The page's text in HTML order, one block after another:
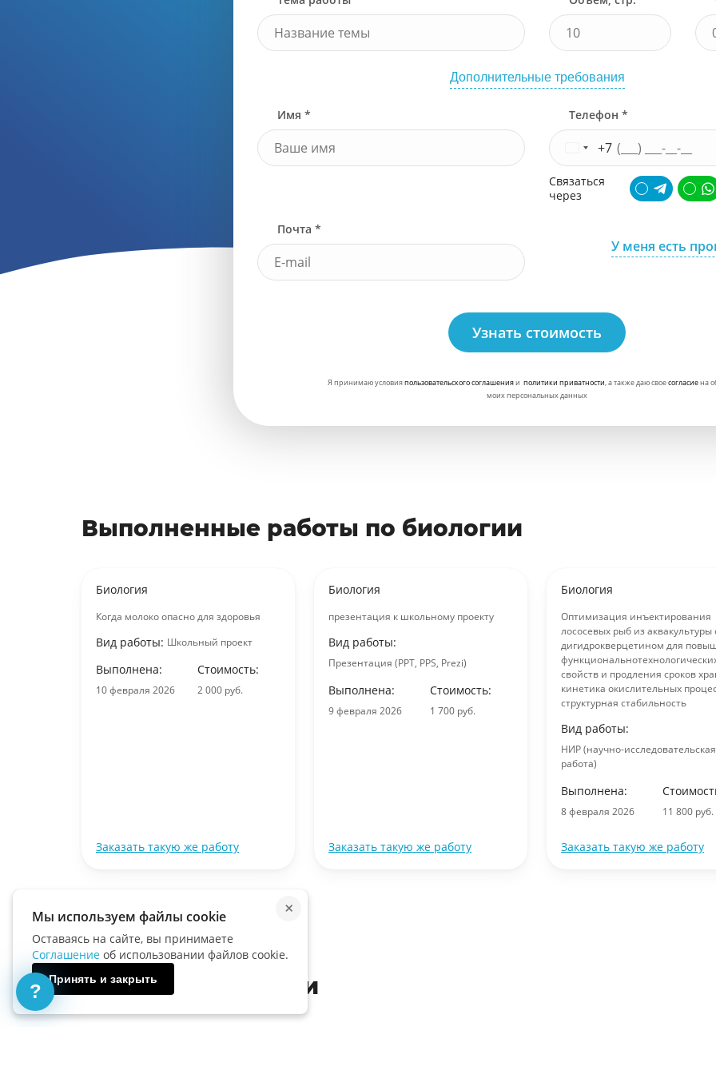
Дополнительные требования
Имя * Телефон *
+7
Связаться
через
Почта *
У меня есть
Узнать стоимость
Я принимаю условияпользовательского соглашенияи политики приватности, а также даю своесогласиена
моих персональных данных
Выполненные работы по биологии
Биология
Когда молоко опасно для здоровья
Вид работы: Школьный проект
Выполнена:
10 февраля 2026
Стоимость:
2 000 руб.
Заказать такую же работу
Биология
презентация к школьному проекту
Вид работы:
Презентация (PPT, PPS, Prezi)
Выполнена:
9 февраля 2026
Стоимость:
1 700 руб.
Заказать такую же работу
Биология
Оптимизация инъектирования
лососевых рыб из аквакультуры
дигидрокверцетином для
свойств и продления сроков
кинетика окислительных
структурная стабильность
Вид работы:
НИР (научно-исследовательская
работа)
Выполнена:
8 февраля 2026 11 800 руб.
Заказать такую же работу
Тесты по биологии
?
×
Мы используем файлы cookie
Оставаясь на сайте, вы принимаете
Соглашение об использовании файлов cookie.
Принять и закрыть